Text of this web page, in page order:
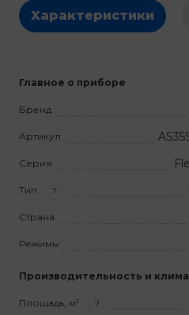
Характеристики
Главное о приборе
Бренд
Артикул
Серия
Тип ?
Страна
Режимы
Производительность и
Площадь, м² ?